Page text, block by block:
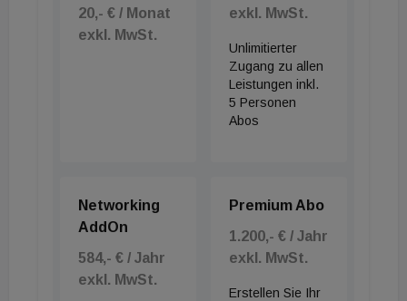
20,- € / Monat
exkl. MwSt.
exkl. MwSt.
Unlimitierter
Zugang zu allen
Leistungen inkl.
5 Personen
Abos
Networking
AddOn
584,- € / Jahr
exkl. MwSt.
Premium Abo
1.200,- € / Jahr
exkl. MwSt.
Erstellen Sie Ihr